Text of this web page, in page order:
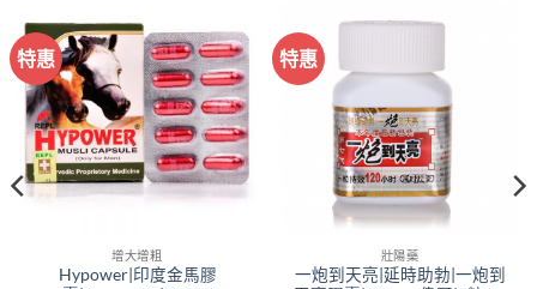
特惠
增大增粗
Hypower|印度金馬膠
特惠
壯陽藥
一炮到天亮|延時助勃|一炮到